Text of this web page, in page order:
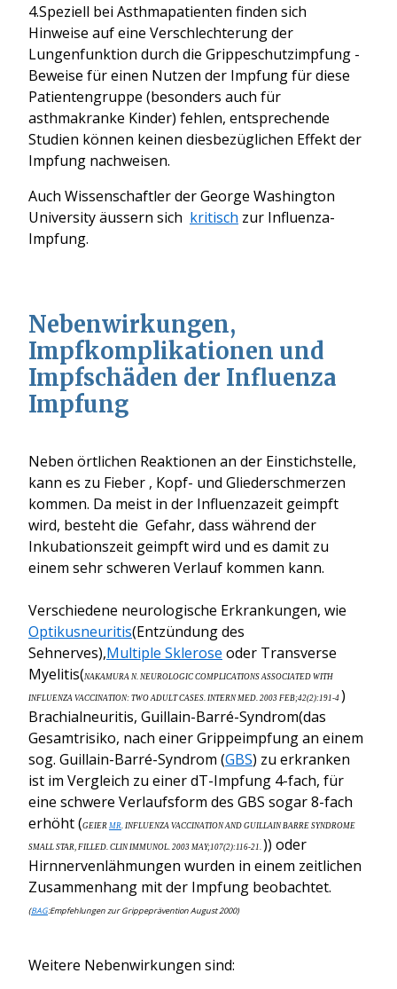
4.Speziell bei Asthmapatienten finden sich
Hinweise auf eine Verschlechterung der
Lungenfunktion durch die Grippeschutzimpfung -
Beweise für einen Nutzen der Impfung für diese
Patientengruppe (besonders auch für
asthmakranke Kinder) fehlen, entsprechende
Studien können keinen diesbezüglichen Effekt der
Impfung nachweisen.
Auch Wissenschaftler der George Washington
University äussern sich kritisch zur Influenza-
Impfung.
Nebenwirkungen,
Impfkomplikationen und
Impfschäden der Influenza
Impfung
Neben örtlichen Reaktionen an der Einstichstelle,
kann es zu Fieber , Kopf- und Gliederschmerzen
kommen. Da meist in der Influenzazeit geimpft
wird, besteht die Gefahr, dass während der
Inkubationszeit geimpft wird und es damit zu
einem sehr schweren Verlauf kommen kann.
Verschiedene neurologische Erkrankungen, wie
Optikusneuritis(Entzündung des
Sehnerves),Multiple Sklerose oder Transverse
Myelitis(NAKAMURA N. NEUROLOGIC COMPLICATIONS ASSOCIATED WITH
INFLUENZA VACCINATION: TWO ADULT CASES. INTERN MED. 2003 FEB;42(2):191-4 )
Brachialneuritis, Guillain-Barré-Syndrom(das
Gesamtrisiko, nach einer Grippeimpfung an einem
sog. Guillain-Barré-Syndrom (GBS) zu erkranken
ist im Vergleich zu einer dT-Impfung 4-fach, für
eine schwere Verlaufsform des GBS sogar 8-fach
erhöht (GEIER MR . INFLUENZA VACCINATION AND GUILLAIN BARRE SYNDROME
SMALL STAR, FILLED. CLIN IMMUNOL. 2003 MAY;107(2):116-21. )) oder
Hirnnervenlähmungen wurden in einem zeitlichen
Zusammenhang mit der Impfung beobachtet.
(BAG:Empfehlungen zur Grippeprävention August 2000)
Weitere Nebenwirkungen sind: